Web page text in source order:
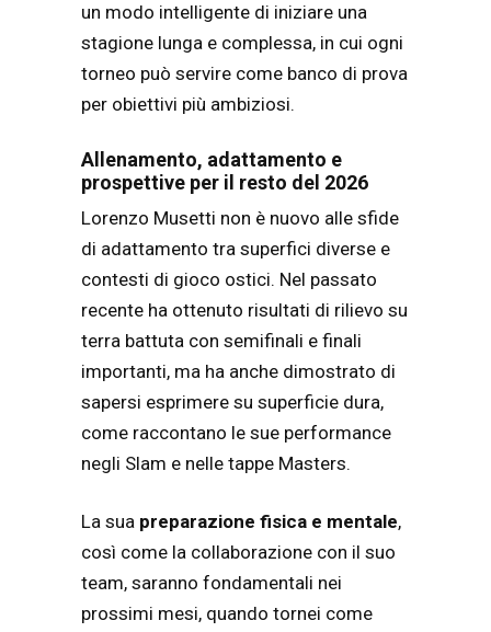
un modo intelligente di iniziare una
stagione lunga e complessa, in cui ogni
torneo può servire come banco di prova
per obiettivi più ambiziosi.
Allenamento, adattamento e
prospettive per il resto del 2026
Lorenzo Musetti non è nuovo alle sfide
di adattamento tra superfici diverse e
contesti di gioco ostici. Nel passato
recente ha ottenuto risultati di rilievo su
terra battuta con semifinali e finali
importanti, ma ha anche dimostrato di
sapersi esprimere su superficie dura,
come raccontano le sue performance
negli Slam e nelle tappe Masters.
La sua preparazione fisica e mentale,
così come la collaborazione con il suo
team, saranno fondamentali nei
prossimi mesi, quando tornei come